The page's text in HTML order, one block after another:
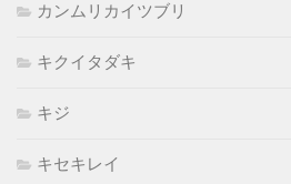
カンムリカイツブリ
キクイタダキ
キジ
キセキレイ